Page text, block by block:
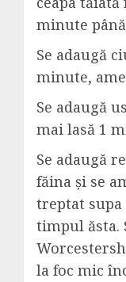
minute
Se adaugă
minute,
Se adaugă
mai lasă 1
Se adaugă
făina și se
treptat supa
timpul ăsta.
la foc mic